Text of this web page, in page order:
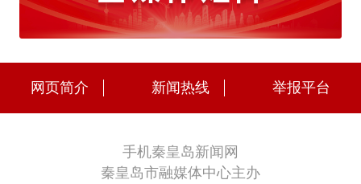
网页简介 新闻热线 举报平台
手机秦皇岛新闻网
秦皇岛市融媒体中心主办